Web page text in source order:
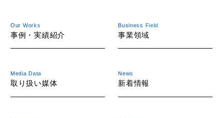
Our Works
事例・実績紹介
Business Field
事業領域
Media Data
取り扱い媒体
News
新着情報